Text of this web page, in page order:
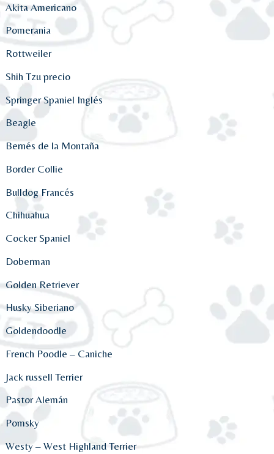
Akita Americano
Pomerania
Rottweiler
Shih Tzu precio
Springer Spaniel Inglés
Beagle
Bernés de la Montaña
Border Collie
Bulldog Francés
Chihuahua
Cocker Spaniel
Doberman
Golden Retriever
Husky Siberiano
Goldendoodle
French Poodle – Caniche
Jack russell Terrier
Pastor Alemán
Pomsky
Westy – West Highland Terrier